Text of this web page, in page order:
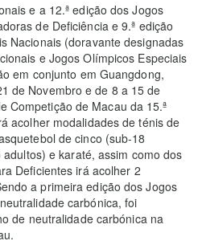
e a 12.ª edição dos Jogos
de Deficiência e 9.ª edição
Nacionais (doravante designadas
e Jogos Olímpicos Especiais
em conjunto em Guangdong,
de Novembro e de 8 a 15 de
Competição de Macau da 15.ª
acolher modalidades de ténis de
de cinco (sub-18
e karaté, assim como dos
Deficientes irá acolher 2
a primeira edição dos Jogos
carbónica, foi
de neutralidade carbónica na